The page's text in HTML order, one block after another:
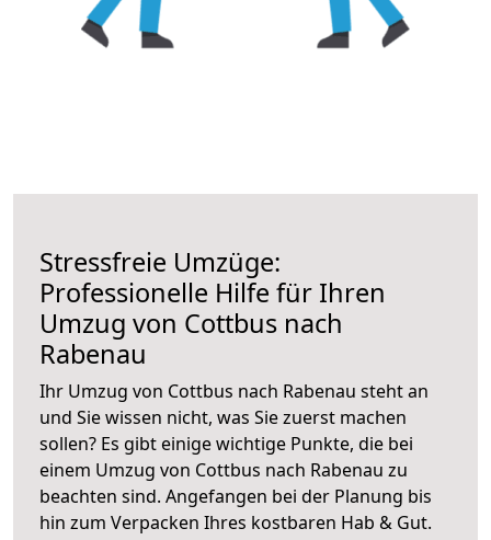
Stressfreie Umzüge:
Professionelle Hilfe für Ihren
Umzug von Cottbus nach
Rabenau
Ihr Umzug von Cottbus nach Rabenau steht an
und Sie wissen nicht, was Sie zuerst machen
sollen? Es gibt einige wichtige Punkte, die bei
einem Umzug von Cottbus nach Rabenau zu
beachten sind. Angefangen bei der Planung bis
hin zum Verpacken Ihres kostbaren Hab & Gut.